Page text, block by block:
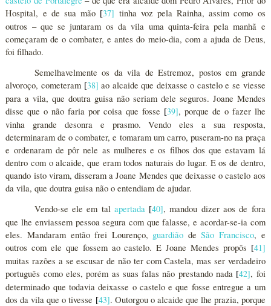
Hospital, e de sua mão [37] tinha voz pela Rainha, assim como os
outros – que se juntaram os da vila uma quinta-feira pela manhã e
começaram de o combater, e antes do meio-dia, com a ajuda de Deus,
foi filhado.
Semelhavelmente os da vila de Estremoz, postos em grande
alvoroço, cometeram [38] ao alcaide que deixasse o castelo e se viesse
para a vila, que doutra guisa não seriam dele seguros. Joane Mendes
disse que o não faria por coisa que fosse [39], porque de o fazer lhe
vinha grande desonra e prasmo. Vendo eles a sua resposta,
determinaram de o combater, e tomaram um carro, puseram-no na praça
e ordenaram de pôr nele as mulheres e os filhos dos que estavam lá
dentro com o alcaide, que eram todos naturais do lugar. E os de dentro,
quando isto viram, disseram a Joane Mendes que deixasse o castelo aos
da vila, que doutra guisa não o entendiam de ajudar.
Vendo-se ele em tal apertada [40], mandou dizer aos de fora
que lhe enviassem pessoa segura com que falasse, e acordar-se-ia com
eles. Mandaram então frei Lourenço, guardião deSão Francisco, e
outros com ele que fossem ao castelo. E Joane Mendes propôs [41]
muitas razões a se escusar de não ter com Castela, mas ser verdadeiro
português como eles, porém as suas falas não prestando nada [42], foi
determinado que todavia deixasse o castelo e que fosse entregue a um
dos da vila que o tivesse [43]. Outorgou o alcaide que lhe prazia, porque